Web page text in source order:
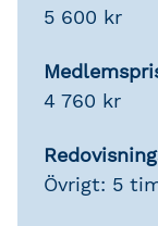
5 600 kr
4 760 kr
Övrigt: 5